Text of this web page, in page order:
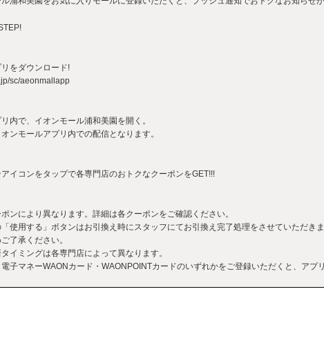
をダウンロード!
sc/aeonmallapp
内で、イオンモール浦和美園を開く。
ンモールアプリ内での配信となります。
イコンをタップで各専門店のおトクなクーポンをGET!!!
ンにより異なります。詳細は各クーポンをご確認ください。
使用する」ボタンはお引換え時にスタッフにてお引換え完了処理をさせていただき
了承ください。
イミングは各専門店によって異なります。
子マネーWAONカード・WAONPOINTカードのいずれかをご登録いただくと、アプ